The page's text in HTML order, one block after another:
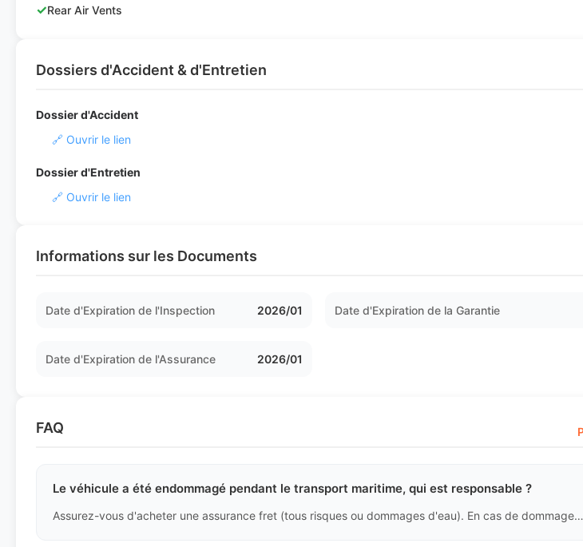
✓Rear Air Vents
Dossiers d'Accident & d'Entretien
Dossier d'Accident
🔗 Ouvrir le lien
Dossier d'Entretien
🔗 Ouvrir le lien
Informations sur les Documents
Date d'Expiration de l'Inspection 2026/01 Date d'Expiration de la Garantie
Date d'Expiration de l'Assurance 2026/01
FAQ
Le véhicule a été endommagé pendant le transport maritime, qui est responsable ?
Assurez-vous d'acheter une assurance fret (tous risques ou dommages d'eau). En cas de dommage, réclamez auprès de la compagnie d'assurance avec le connaissement, la police d'assurance et le certificat de vérification des dommages au port de destination.